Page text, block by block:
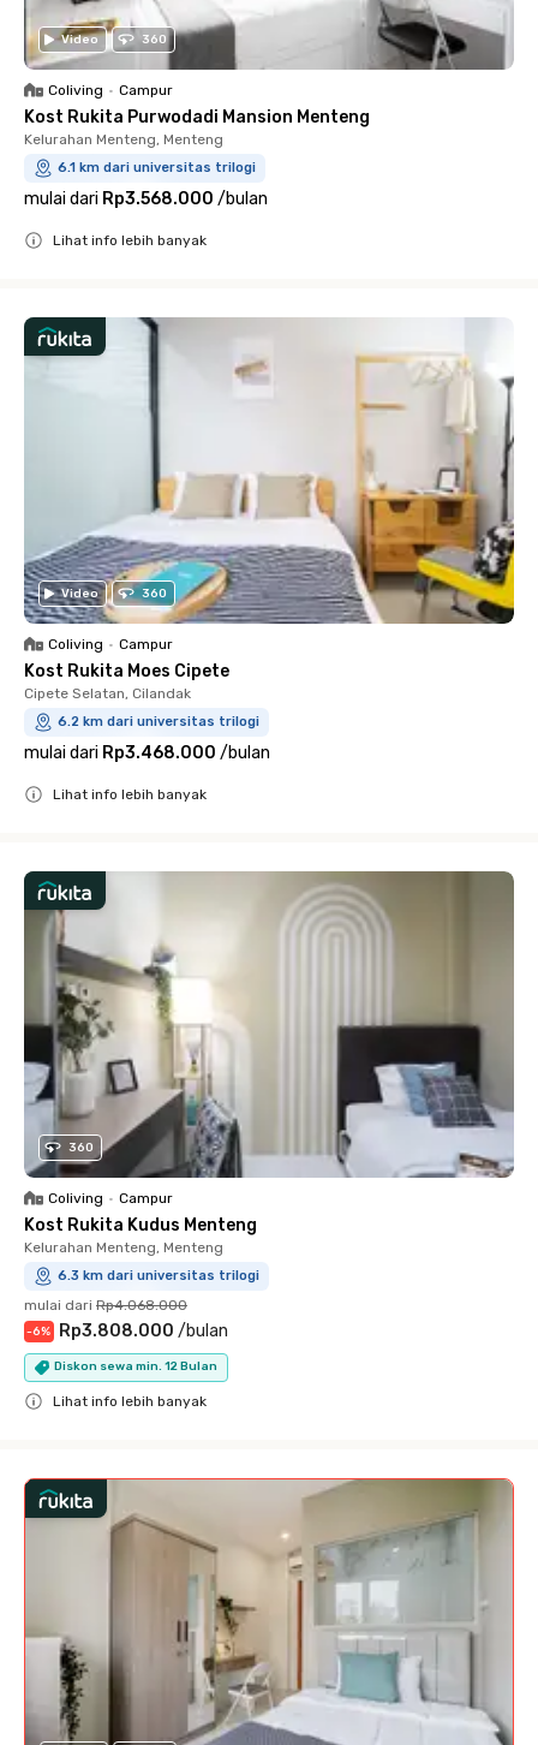
Video 360
Coliving • Campur
Kost Rukita Purwodadi Mansion Menteng
Kelurahan Menteng, Menteng
6.1 km dari universitas trilogi
mulai dari Rp3.568.000 /bulan
Lihat info lebih banyak
Video 360
Coliving • Campur
Kost Rukita Moes Cipete
Cipete Selatan, Cilandak
6.2 km dari universitas trilogi
mulai dari Rp3.468.000 /bulan
Lihat info lebih banyak
360
Coliving • Campur
Kost Rukita Kudus Menteng
Kelurahan Menteng, Menteng
6.3 km dari universitas trilogi
mulai dari Rp4.068.000
-6% Rp3.808.000 /bulan
Diskon sewa min. 12 Bulan
Lihat info lebih banyak